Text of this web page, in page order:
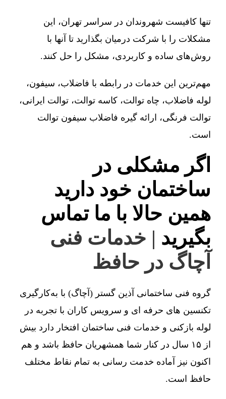
تنها کافیست شهروندان در سراسر تهران، این
مشکلات را با شرکت درمیان بگذارید تا آنها با
روش‌های ساده و کاربردی، مشکل را حل کنند.
مهم‌ترین این خدمات در رابطه با فاضلاب، سیفون،
لوله فاضلاب، چاه توالت، کاسه توالت، توالت ایرانی،
توالت فرنگی، ارائه گیره فاضلاب سیفون توالت
است.
اگر مشکلی در
ساختمان خود دارید
همین حالا با ما تماس
بگیرید | خدمات فنی
آچاگ در حافظ
گروه فنی ساختمانی آذین گستر (آچاگ) با به‌کارگیری
تکنسین های حرفه ای و سرویس کاران با تجربه در
لوله بازکنی و خدمات فنی ساختمان افتخار دارد بیش
از ۱۵ سال در کنار شما همشهریان حافظ باشد و هم
اکنون نیز آماده خدمت رسانی به تمام نقاط مختلف
حافظ است.